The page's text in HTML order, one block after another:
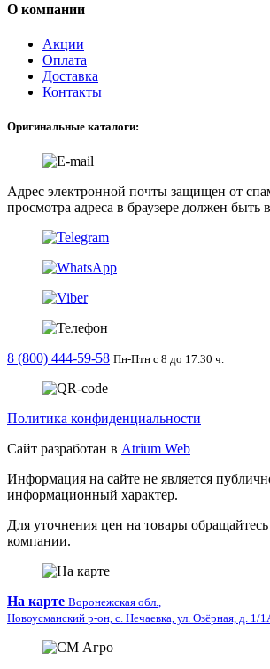
О компании
Акции
Оплата
Доставка
Контакты
Оригинальные каталоги:
Адрес электронной почты защищен от
просмотра адреса в браузере должен быть
8 (800) 444-59-58 Пн-Птн с 8 до 17.30 ч.
Политика конфиденциальности
Сайт разработан в Atrium Web
Информация на сайте не является
информационный характер.
Для уточнения цен на товары
компании.
На карте Воронежская обл.,
Новоусманский р-он, с. Нечаевка, ул. Озёрная, д. 1/